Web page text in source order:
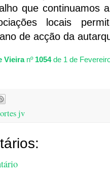
que continuamos
locais
de acção da
Vieiranº 1054de 1 de
jv